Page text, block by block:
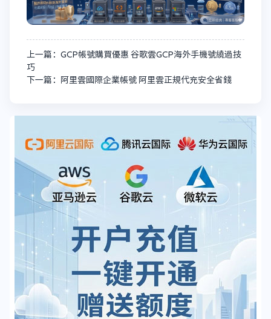
上一篇：GCP帳號購買優惠 谷歌雲GCP海外手機號繞過技
巧
下一篇：阿里雲國際企業帳號 阿里雲正規代充安全省錢